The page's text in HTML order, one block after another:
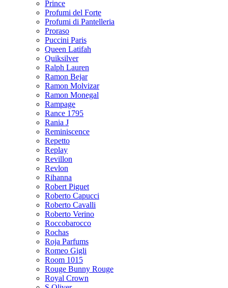
Prince
Profumi del Forte
Profumi di Pantelleria
Proraso
Puccini Paris
Queen Latifah
Quiksilver
Ralph Lauren
Ramon Bejar
Ramon Molvizar
Ramon Monegal
Rampage
Rance 1795
Rania J
Reminiscence
Repetto
Replay
Revillon
Revlon
Rihanna
Robert Piguet
Roberto Capucci
Roberto Cavalli
Roberto Verino
Roccobarocco
Rochas
Roja Parfums
Romeo Gigli
Room 1015
Rouge Bunny Rouge
Royal Crown